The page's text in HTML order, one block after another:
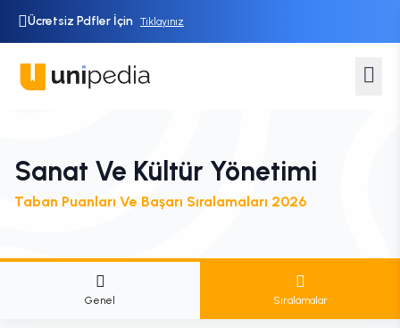
Ücretsiz Pdfler İçin Tıklayınız
Sanat Ve Kültür Yönetimi
Taban Puanları Ve Başarı Sıralamaları 2026
Genel Sıralamalar